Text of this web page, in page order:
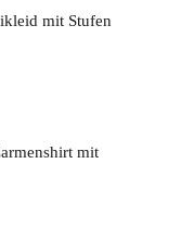
mit Stufen
mit